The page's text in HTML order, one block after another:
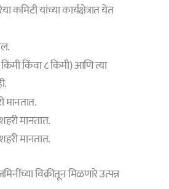
कमिटी यांच्या कार्यक्षेत्रात येत
किंवा ८ किमी) आणि त्या
मानतात.
मानतात.
मानतात.
विक्रीतून मिळणारे उत्पन्न